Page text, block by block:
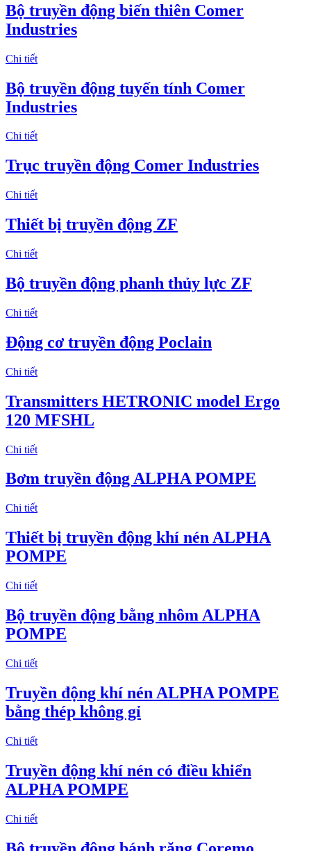
Bộ truyền động biến thiên Comer
Industries
Chi tiết
Bộ truyền động tuyến tính Comer
Industries
Chi tiết
Trục truyền động Comer Industries
Chi tiết
Thiết bị truyền động ZF
Chi tiết
Bộ truyền động phanh thủy lực ZF
Chi tiết
Động cơ truyền động Poclain
Chi tiết
Transmitters HETRONIC model Ergo
120 MFSHL
Chi tiết
Bơm truyền động ALPHA POMPE
Chi tiết
Thiết bị truyền động khí nén ALPHA
POMPE
Chi tiết
Bộ truyền động bằng nhôm ALPHA
POMPE
Chi tiết
Truyền động khí nén ALPHA POMPE
bằng thép không gỉ
Chi tiết
Truyền động khí nén có điều khiển
ALPHA POMPE
Chi tiết